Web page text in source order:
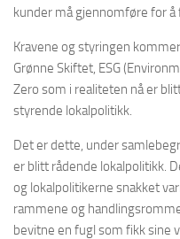
kunder må gjennomføre for å
Kravene og styringen
Grønne Skiftet, ESG
Zero som i realiteten nå er
styrende lokalpolitikk.
Det er dette, under
er blitt rådende lokalpolitikk.
og lokalpolitikerne snakket
rammene og
bevitne en fugl som fikk sine